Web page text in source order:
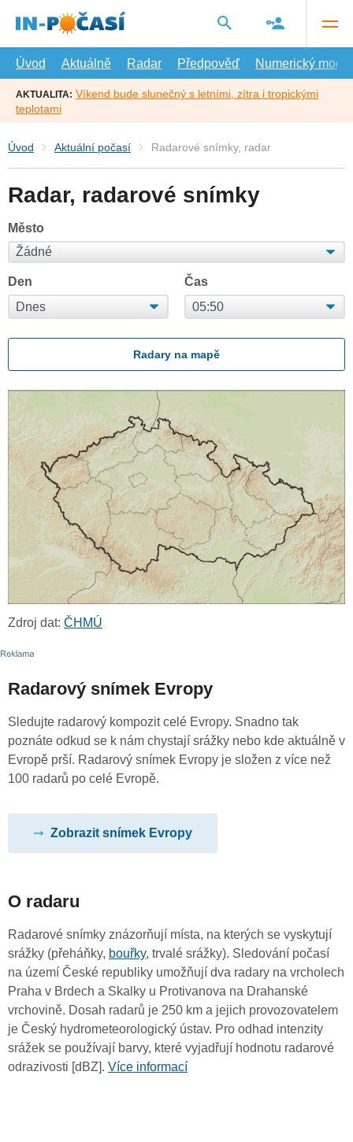
hlavní
Úvod
Aktuálně Radar Předpověď Numerický model
AKTUALITA: Víkend bude slunečný s letními, zítra i tropickými
teplotami
Úvod Aktuální počasí Radarové snímky, radar
Radar, radarové snímky
Město
Den Čas
Radary na mapě
Zdroj dat: ČHMÚ
Radarový snímek Evropy
Sledujte radarový kompozit celé Evropy. Snadno tak
poznáte odkud se k nám chystají srážky nebo kde aktuálně v
Evropě prší. Radarový snímek Evropy je složen z více než
100 radarů po celé Evropě.
Zobrazit snímek Evropy
O radaru
Radarové snímky znázorňují místa, na kterých se vyskytují
srážky (přeháňky, bouřky, trvalé srážky). Sledování počasí
na území České republiky umožňují dva radary na vrcholech
Praha v Brdech a Skalky u Protivanova na Drahanské
vrchovině. Dosah radarů je 250 km a jejich provozovatelem
je Český hydrometeorologický ústav. Pro odhad intenzity
srážek se používají barvy, které vyjadřují hodnotu radarové
odrazivosti [dBZ]. Více informací